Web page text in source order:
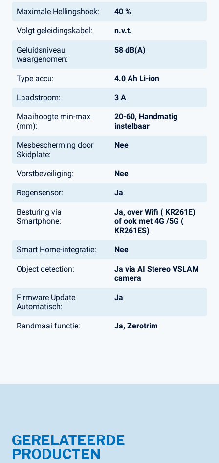
Maximale Hellingshoek: 40 %
Volgt geleidingskabel: n.v.t.
Geluidsniveau
waargenomen:
58 dB(A)
Type accu: 4.0 Ah Li-ion
Laadstroom: 3 A
Maaihoogte min-max
(mm):
20-60, Handmatig
instelbaar
Mesbescherming door
Skidplate:
Nee
Vorstbeveiliging: Nee
Regensensor: Ja
Besturing via
Smartphone:
Ja, over Wifi ( KR261E)
of ook met 4G /5G (
KR261ES)
Smart Home-integratie: Nee
Object detection:
Ja via AI Stereo VSLAM
camera
Firmware Update
Automatisch:
Ja
Randmaai functie: Ja, Zerotrim
GERELATEERDE
PRODUCTEN